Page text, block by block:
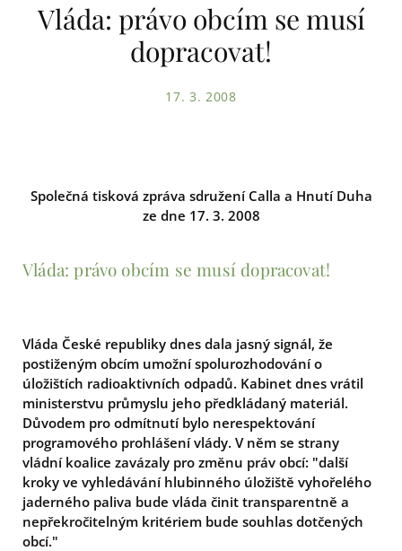
Vláda: právo obcím se musí
dopracovat!
17. 3. 2008
Společná tisková zpráva sdružení Calla a Hnutí Duha
ze dne 17. 3. 2008
Vláda: právo obcím se musí dopracovat!
Vláda České republiky dnes dala jasný signál, že
postiženým obcím umožní spolurozhodování o
úložištích radioaktivních odpadů. Kabinet dnes vrátil
ministerstvu průmyslu jeho předkládaný materiál.
Důvodem pro odmítnutí bylo nerespektování
programového prohlášení vlády. V něm se strany
vládní koalice zavázaly pro změnu práv obcí: "další
kroky ve vyhledávání hlubinného úložiště vyhořelého
jaderného paliva bude vláda činit transparentně a
nepřekročitelným kritériem bude souhlas dotčených
obcí."